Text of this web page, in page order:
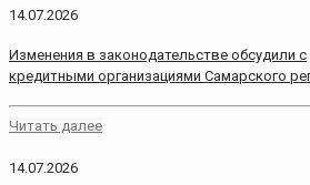
14.07.2026
Изменения в законодательстве обсудили с
кредитными организациями Самарского
Читать далее
14.07.2026